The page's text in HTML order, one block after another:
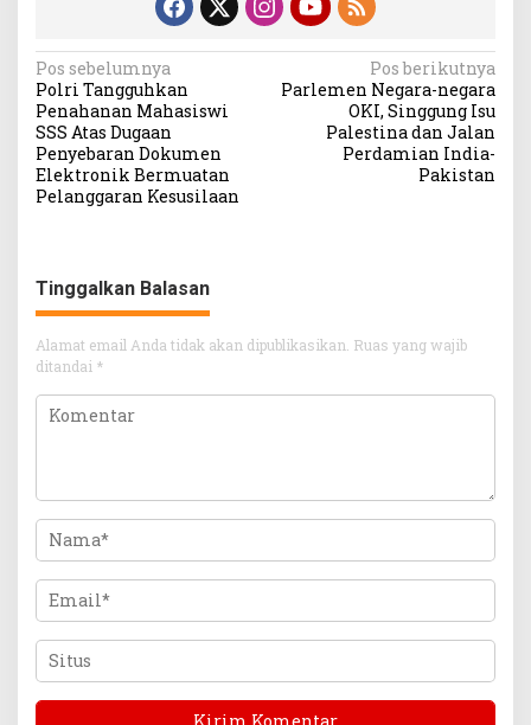
Navigasi
pos
Pos sebelumnya
Polri Tangguhkan
Penahanan Mahasiswi
SSS Atas Dugaan
Penyebaran Dokumen
Elektronik Bermuatan
Pelanggaran Kesusilaan
Pos berikutnya
Parlemen Negara-negara
OKI, Singgung Isu
Palestina dan Jalan
Perdamian India-
Pakistan
Tinggalkan Balasan
Alamat email Anda tidak akan dipublikasikan. Ruas yang wajib
ditandai *